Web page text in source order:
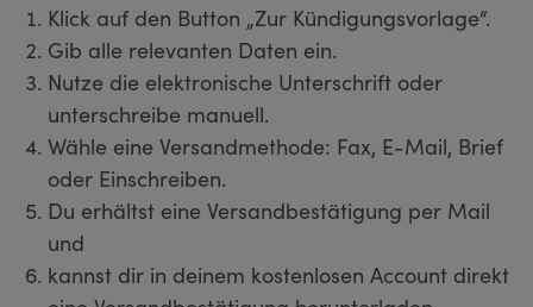
Klick auf den Button „Zur Kündigungsvorlage“.
Gib alle relevanten Daten ein.
Nutze die elektronische Unterschrift oder
unterschreibe manuell.
Wähle eine Versandmethode: Fax, E-Mail, Brief
oder Einschreiben.
Du erhältst eine Versandbestätigung per Mail
und
kannst dir in deinem kostenlosen Account direkt